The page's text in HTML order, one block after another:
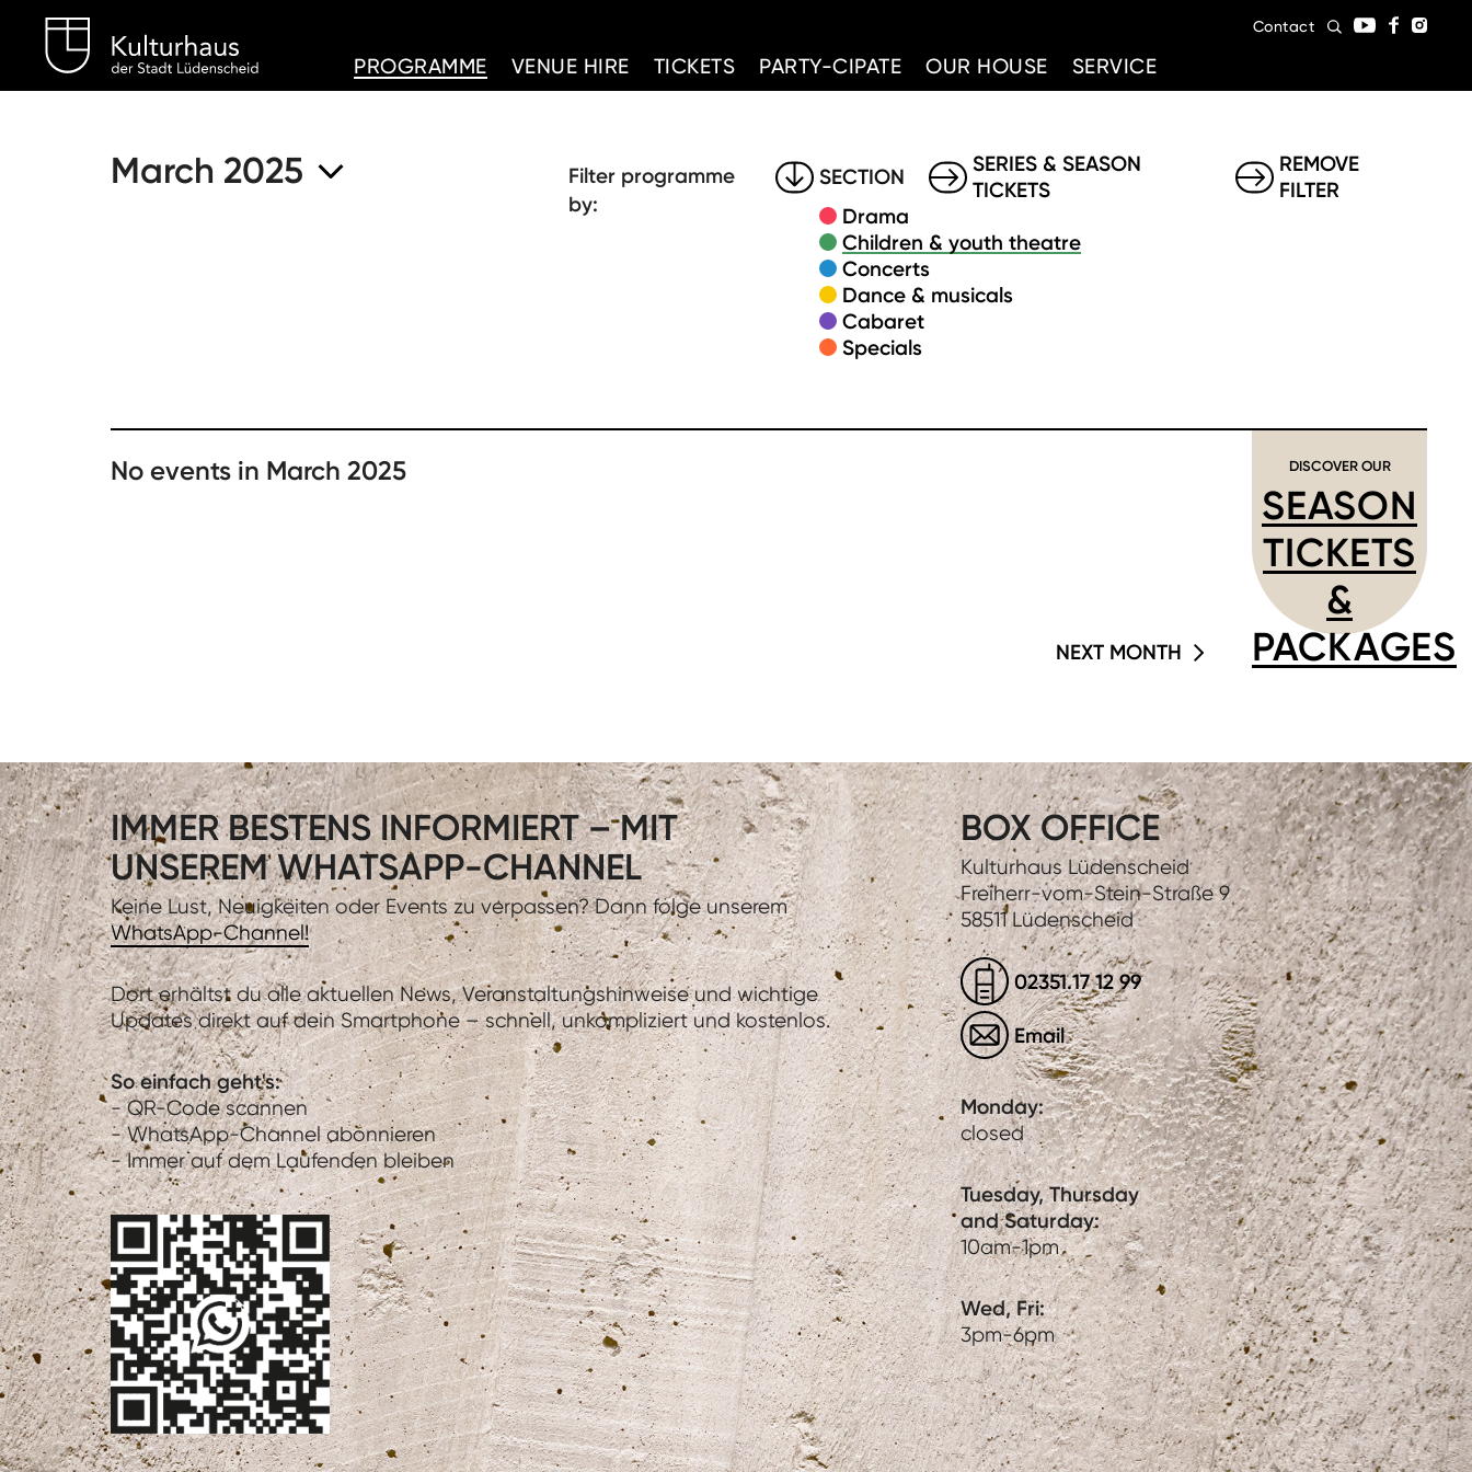
PROGRAMME
VENUE HIRE TICKETS PARTY-CIPATE OUR HOUSE SERVICE
Contact
March 2025
Filter programme
by:
SECTION
Drama
Children & youth theatre
Concerts
Dance & musicals
Cabaret
Specials
SERIES & SEASON
TICKETS
REMOVE
FILTER
No events in March 2025 DISCOVER OUR
SEASON
TICKETS
&
PACKAGES
NEXT MONTH
IMMER BESTENS INFORMIERT – MIT
UNSEREM WHATSAPP-CHANNEL
Keine Lust, Neuigkeiten oder Events zu verpassen? Dann folge unserem
WhatsApp-Channel!
Dort erhältst du alle aktuellen News, Veranstaltungshinweise und wichtige
Updates direkt auf dein Smartphone – schnell, unkompliziert und kostenlos.
So einfach geht's:
- QR-Code scannen
- WhatsApp-Channel abonnieren
- Immer auf dem Laufenden bleiben
BOX OFFICE
Kulturhaus Lüdenscheid
Freiherr-vom-Stein-Straße 9
58511 Lüdenscheid
02351.17 12 99
Email
Monday:
closed
Tuesday, Thursday
and Saturday:
10am-1pm
Wed, Fri:
3pm-6pm